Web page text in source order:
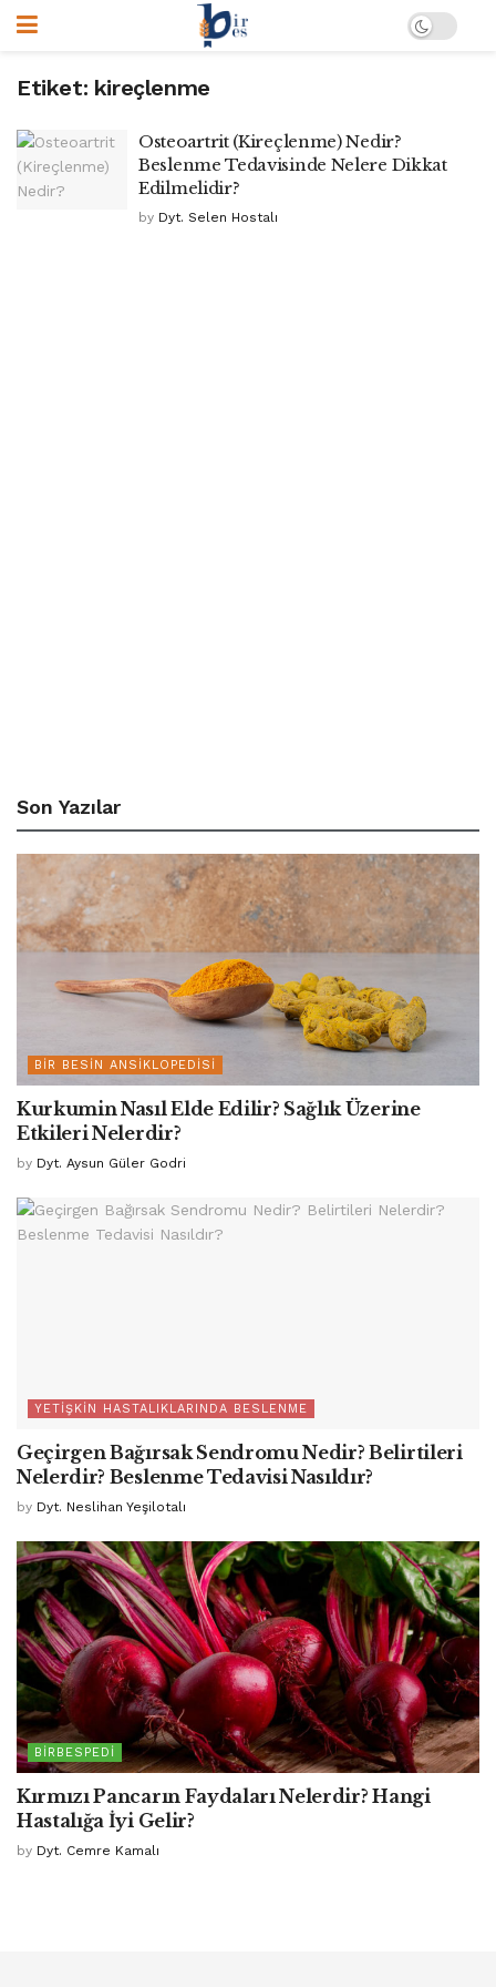
Etiket: kireçlenme
Osteoartrit (Kireçlenme) Nedir?
Beslenme Tedavisinde Nelere Dikkat
Edilmelidir?
by Dyt. Selen Hostalı
Son Yazılar
BIR BESIN ANSIKLOPEDISI
Kurkumin Nasıl Elde Edilir? Sağlık Üzerine
Etkileri Nelerdir?
by Dyt. Aysun Güler Godri
YETIŞKIN HASTALIKLARINDA BESLENME
Geçirgen Bağırsak Sendromu Nedir? Belirtileri
Nelerdir? Beslenme Tedavisi Nasıldır?
by Dyt. Neslihan Yeşilotalı
BIRBESPEDI
Kırmızı Pancarın Faydaları Nelerdir? Hangi
Hastalığa İyi Gelir?
by Dyt. Cemre Kamalı